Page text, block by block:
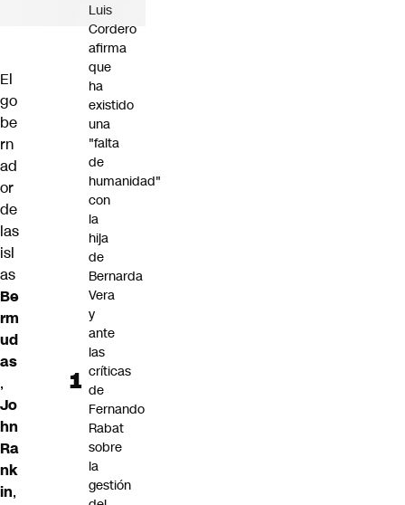
El
go
be
rn
ad
or
de
las
isl
as
Be
rm
ud
as
,
Jo
hn
Ra
nk
in,
Luis
Cordero
afirma
que
ha
existido
una
"falta
de
humanidad"
con
la
hija
de
Bernarda
Vera
y
ante
las
críticas
de
Fernando
Rabat
sobre
la
gestión